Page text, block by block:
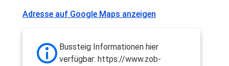
Adresse auf Google Maps anzeigen
Bussteig Informationen hier
verfügbar: https://www.zob-